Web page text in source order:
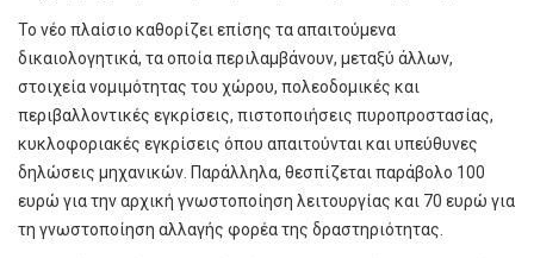
Το νέο πλαίσιο καθορίζει επίσης τα απαιτούμενα
δικαιολογητικά, τα οποία περιλαμβάνουν, μεταξύ άλλων,
στοιχεία νομιμότητας του χώρου, πολεοδομικές και
περιβαλλοντικές εγκρίσεις, πιστοποιήσεις πυροπροστασίας,
κυκλοφοριακές εγκρίσεις όπου απαιτούνται και υπεύθυνες
δηλώσεις μηχανικών. Παράλληλα, θεσπίζεται παράβολο 100
ευρώ για την αρχική γνωστοποίηση λειτουργίας και 70 ευρώ για
τη γνωστοποίηση αλλαγής φορέα της δραστηριότητας.